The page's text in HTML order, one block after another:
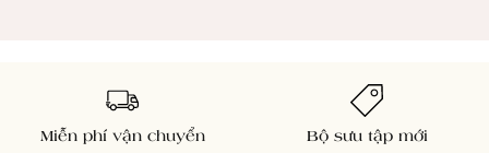
Miễn phí vận chuyển Bộ sưu tập mới